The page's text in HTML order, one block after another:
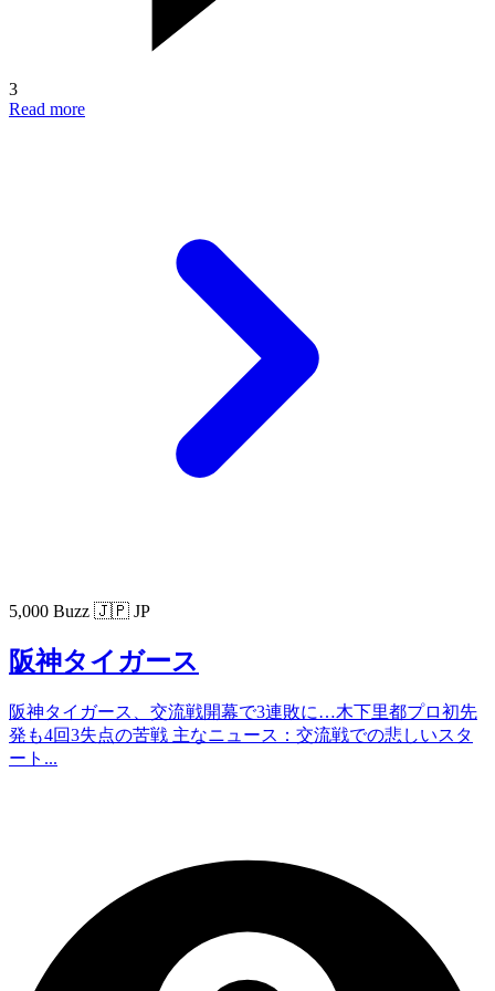
3
Read more
5,000 Buzz 🇯🇵 JP
阪神タイガース
阪神タイガース、交流戦開幕で3連敗に…木下里都プロ初先
発も4回3失点の苦戦 主なニュース：交流戦での悲しいスタ
ート...